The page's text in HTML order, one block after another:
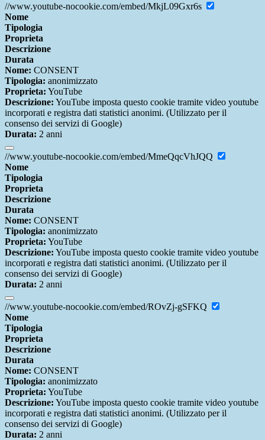
//www.youtube-nocookie.com/embed/MkjL09Gxr6s
Nome
Tipologia
Proprieta
Descrizione
Durata
Nome: CONSENT
Tipologia: anonimizzato
Proprieta: YouTube
Descrizione: YouTube imposta questo cookie tramite video youtube
incorporati e registra dati statistici anonimi. (Utilizzato per il
consenso dei servizi di Google)
Durata: 2 anni
//www.youtube-nocookie.com/embed/MmeQqcVhJQQ
Nome
Tipologia
Proprieta
Descrizione
Durata
Nome: CONSENT
Tipologia: anonimizzato
Proprieta: YouTube
Descrizione: YouTube imposta questo cookie tramite video youtube
incorporati e registra dati statistici anonimi. (Utilizzato per il
consenso dei servizi di Google)
Durata: 2 anni
//www.youtube-nocookie.com/embed/ROvZj-gSFKQ
Nome
Tipologia
Proprieta
Descrizione
Durata
Nome: CONSENT
Tipologia: anonimizzato
Proprieta: YouTube
Descrizione: YouTube imposta questo cookie tramite video youtube
incorporati e registra dati statistici anonimi. (Utilizzato per il
consenso dei servizi di Google)
Durata: 2 anni